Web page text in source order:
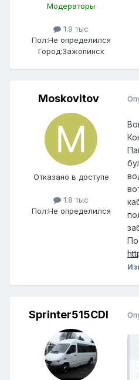
Модераторы
1.9 тыс
Пол:Не определился
Город:Зажопинск
Moskovitov
Отказано в доступе
1.8 тыс
Пол:Не определился
Sprinter515CDI